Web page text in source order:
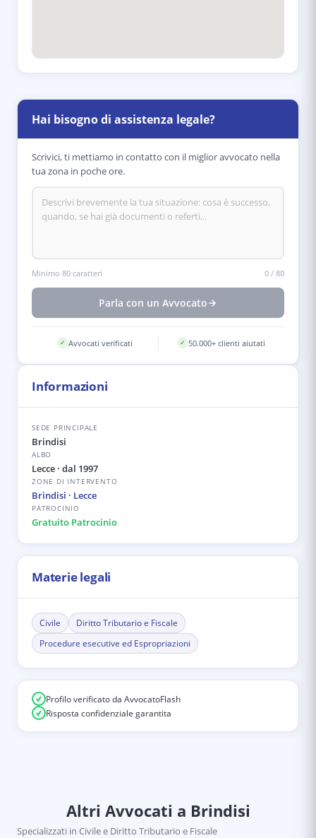
Hai bisogno di assistenza legale?
Scrivici, ti mettiamo in contatto con il miglior avvocato nella
tua zona in poche ore.
Minimo 80 caratteri 0 / 80
Parla con un Avvocato
✓ Avvocati verificati ✓ 50.000+ clienti aiutati
Informazioni
SEDE PRINCIPALE
Brindisi
ALBO
Lecce · dal 1997
ZONE DI INTERVENTO
Brindisi · Lecce
PATROCINIO
Gratuito Patrocinio
Materie legali
Civile
Diritto Tributario e Fiscale
Procedure esecutive ed Espropriazioni
Profilo verificato da AvvocatoFlash
Risposta confidenziale garantita
Altri Avvocati a Brindisi
Specializzati in Civile e Diritto Tributario e Fiscale